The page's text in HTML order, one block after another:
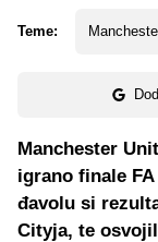
Teme:
Manchester
igrano finale
đavolu si
Cityja, te